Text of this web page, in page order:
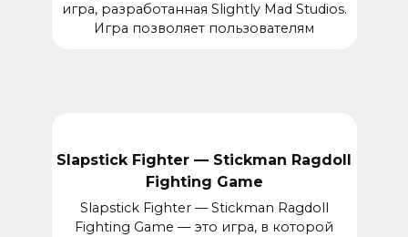
игра, разработанная Slightly Mad Studios.
Игра позволяет пользователям
Slapstick Fighter — Stickman Ragdoll
Fighting Game
Slapstick Fighter — Stickman Ragdoll
Fighting Game — это игра, в которой